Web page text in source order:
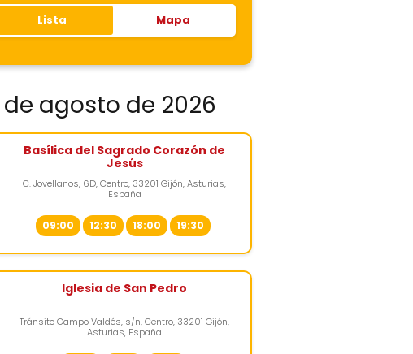
Lista Mapa
agosto de 2026
Basílica del Sagrado Corazón de
Jesús
C. Jovellanos, 6D, Centro, 33201 Gijón, Asturias,
España
09:00 12:30 18:00 19:30
Iglesia de San Pedro
Tránsito Campo Valdés, s/n, Centro, 33201 Gijón,
Asturias, España